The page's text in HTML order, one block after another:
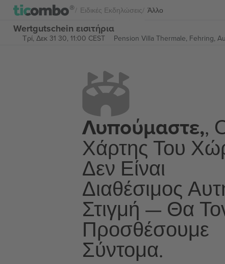
Ειδικές Εκδηλώσεις Άλλο
Wertgutschein εισιτήρια
Τρί, Δεκ 31 30, 11:00 CEST Pension Villa Thermale, Fehring,
Λυπούμαστε,,
Χάρτης Του
Δεν Είναι
Διαθέσιμος
Στιγμή — Θα
Προσθέσουμε
Σύντομα.